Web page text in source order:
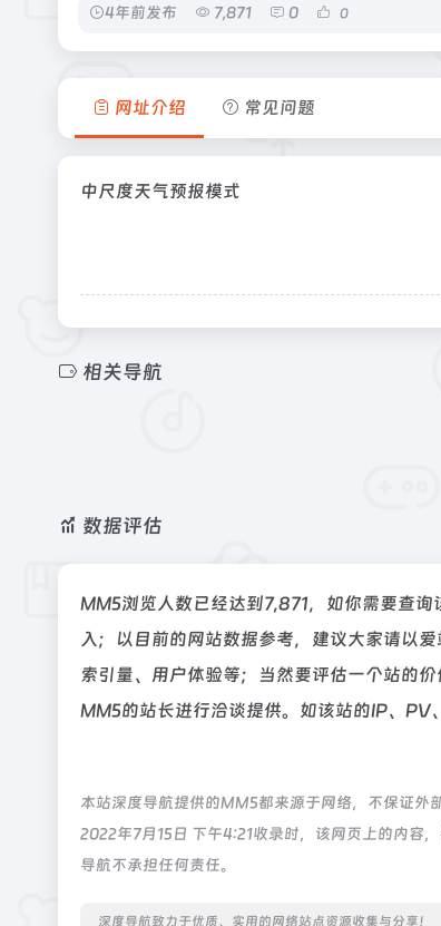
4年前发布 7,871 0 0
网址介绍 常见问题
中尺度天气预报模式
相关导航
数据评估
MM5浏览人数已经达到7,871，如你需要查
入；以目前的网站数据参考，建议大家请以
索引量、用户体验等；当然要评估一个站的
MM5的站长进行洽谈提供。如该站的IP、PV
本站深度导航提供的MM5都来源于网络，不保证外
2022年7月15日 下午4:21收录时，该网页上的内容
导航不承担任何责任。
深度导航致力于优质、实用的网络站点资源收集与分享！